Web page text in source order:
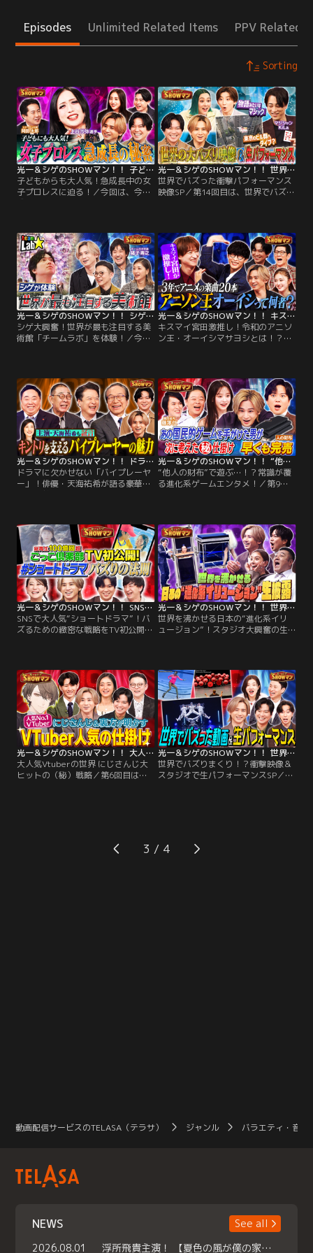
Episodes Unlimited Related Items PPV Related
Sorting
光一＆シゲのSHOWマン！！ 子どもからも大人気！急成長中の女子プロレスに迫る！
子どもからも大人気！急成長中の女
子プロレスに迫る！／今回は、今急
成長中の「女子プロレス」 ブームの
スターダム社長・岡田太郎をスタジ
オに迎え、因縁の師弟対決、伝説の
一戦、衣装と必殺技を一気見！国内
ミュージカル単独主演記録を更新し
続けてきた堂本光一と…。
光一＆シゲのSHOWマン！！ 世界でバズった衝撃パフォーマンス映像SP
世界でバズった衝撃パフォーマンス
映像SP／第14回目は、世界でバズっ
エンタメ映像を一気見！スタジオで
も世界を熱狂させたマジシャンが生
実演 この番組はミュージカル
『SHOCK』シリーズで作・構成・演
出・主演を手がけた堂本光一と…。
光一＆シゲのSHOWマン！！ シゲ大興奮！世界が最も注目する美術館「チームラボ」を体験！
シゲ大興奮！世界が最も注目する美
術館「チームラボ」を体験！／今回
に迫る 昨年京都にオープンしたばか
りの国内最大規模の屋内アートミュ
ージアムの最新情報も！
光一＆シゲのSHOWマン！！ キスマイ宮田激推し！令和のアニソン王・オーイシマサヨシとは！？
キスマイ宮田激推し！令和のアニソ
ン王・オーイシマサヨシとは！？／
シとは一体何者！？オーイシマサヨ
シが生み出す、アニソンに隠された
数々の仕掛けを大公開！この番組は
ミュージカル『SHOCK』シリーズで
作・構成・演出・主演を手がけた堂
本光一と…。
光一＆シゲのSHOWマン！！ ドラマに欠かせない「バイプレーヤー」！俳優・天海祐希が語る豪華俳優陣の魅力とは！？
ドラマに欠かせない「バイプレーヤ
ー」！俳優・天海祐希が語る豪華俳
調室』から豪華俳優陣がスタジオに
登場！側で見続けてきた天海祐希だ
からこそ分かるバイプレーヤー達の
魅力を余す事なく語る！国内ミュー
ジカル単独主演記録を更新し続けて
きた堂本光一と…。
光一＆シゲのSHOWマン！！ “他人の財布”で遊ぶ…！？常識が覆る進化系ゲームエンタメ！
“他人の財布”で遊ぶ…！？常識が覆
る進化系ゲームエンタメ！／第9回
た“侵蝕型”ゲームをスタジオで特別
に体感！この番組はミュージカル
『SHOCK』シリーズで作・構成・演
出・主演を手がけた堂本光一と、ア
イドル・俳優・小説家・劇作家…な
ど…。
光一＆シゲのSHOWマン！！ SNSで大人気“ショートドラマ”！バズるための緻密な戦略をTV初公開！
SNSで大人気“ショートドラマ”！バ
ズるための緻密な戦略をTV初公開！
を招き、人気の理由＆バズる仕掛け
に迫る！さらに、SNS総再生回数約
2500万回！友近さん主演のショート
ドラマ「崖」も登場！
光一＆シゲのSHOWマン！！ 世界を沸かせる日本の“進化系イリュージョン”！スタジオ大興奮の生パフォーマンス！
世界を沸かせる日本の“進化系イリ
ュージョン”！スタジオ大興奮の生
ジカル『SHOCK』シリーズで作・構
成・演出・主演を手がけ、国内ミュ
ージカル単独主演記録を更新し続け
てきた堂本光一と、アイドル・俳
優・小説家・劇作家・映画監督…な
ど多ジャンルで…。
光一＆シゲのSHOWマン！！ 大人気Vtuberの世界 にじさんじ大ヒットの（秘）戦略
大人気Vtuberの世界 にじさんじ大
ヒットの（秘）戦略／第6回目は、
構成・演出・主演を手がけ、国内ミ
ュージカル単独主演記録を更新し続
光一＆シゲのSHOWマン！！ 世界でバズりまくり！？衝撃映像＆スタジオで生パフォーマンスSP
世界でバズりまくり！？衝撃映像＆
スタジオで生パフォーマンスSP／堂
回目は、世界でバズりまくった「衝
撃パフォーマンス映像」を大放出！
3
動画配信サービスのTELASA（テラサ） ジャンル バラエティ・音楽
NEWS
See all
2026.08.01
浮所飛貴主演！ 【夏色の風が僕の家にやってきた】 本日よりテラサで独占配信スタート！